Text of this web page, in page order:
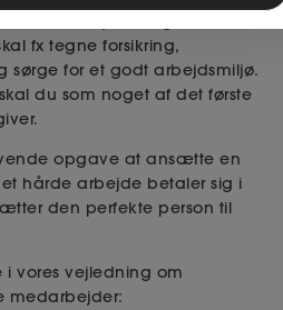
fx tegne forsikring,
sørge for et godt arbejdsmiljø.
du som noget af det første
opgave at ansætte en
hårde arbejde betaler sig i
den perfekte person til
vores vejledning om
medarbejder: